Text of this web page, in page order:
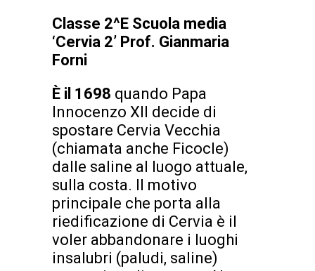
Classe 2^E Scuola media
‘Cervia 2’ Prof. Gianmaria
Forni
È il 1698 quando Papa
Innocenzo XII decide di
spostare Cervia Vecchia
(chiamata anche Ficocle)
dalle saline al luogo attuale,
sulla costa. Il motivo
principale che porta alla
riedificazione di Cervia è il
voler abbandonare i luoghi
insalubri (paludi, saline)